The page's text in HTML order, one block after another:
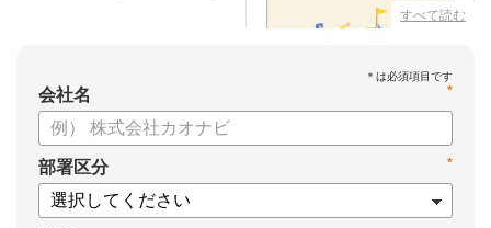
すべて読む
・OKRと従来の目標管理制度
との違い
・OKRを導入、運用するにはどうすればいいのか
・OKRの運用を助けるツール
についてまとめましたので、ぜひお役立てください。
*
会社名
*
部署区分